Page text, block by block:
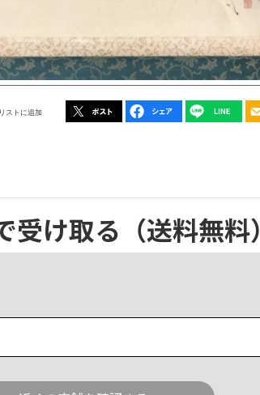
ストに追加
受け取る （送料無料）